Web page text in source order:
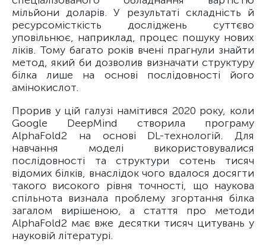
мільйони доларів. У результаті складність й
ресурсомісткість досліджень суттєво
уповільнює, наприклад, процес пошуку нових
ліків. Тому багато років вчені прагнули знайти
метод, який би дозволив визначати структуру
білка лише на основі послідовності його
амінокислот.
Прорив у цій галузі намітився 2020 року, коли
Google DeepMind створила програму
AlphaFold2 на основі DL-технологій. Для
навчання моделі використовувалися
послідовності та структури сотень тисяч
відомих білків, внаслідок чого вдалося досягти
такого високого рівня точності, що наукова
спільнота визнала проблему згортання білка
загалом вирішеною, а стаття про методи
AlphaFold2 має вже десятки тисяч цитувань у
науковій літературі.